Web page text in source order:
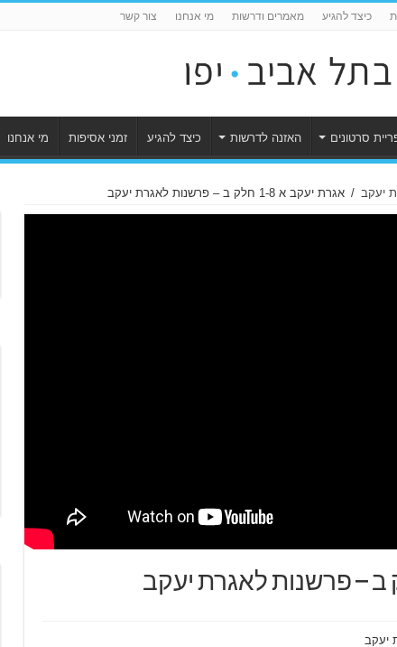
כיצד להגיע מאמרים ודרשות מי אנחנו צור קשר
סרטונים האזנה לדרשות כיצד להגיע זמני אסיפות מי אנחנו
יעקב / אגרת יעקב א 1-8 חלק ב – פרשנות לאגרת יעקב